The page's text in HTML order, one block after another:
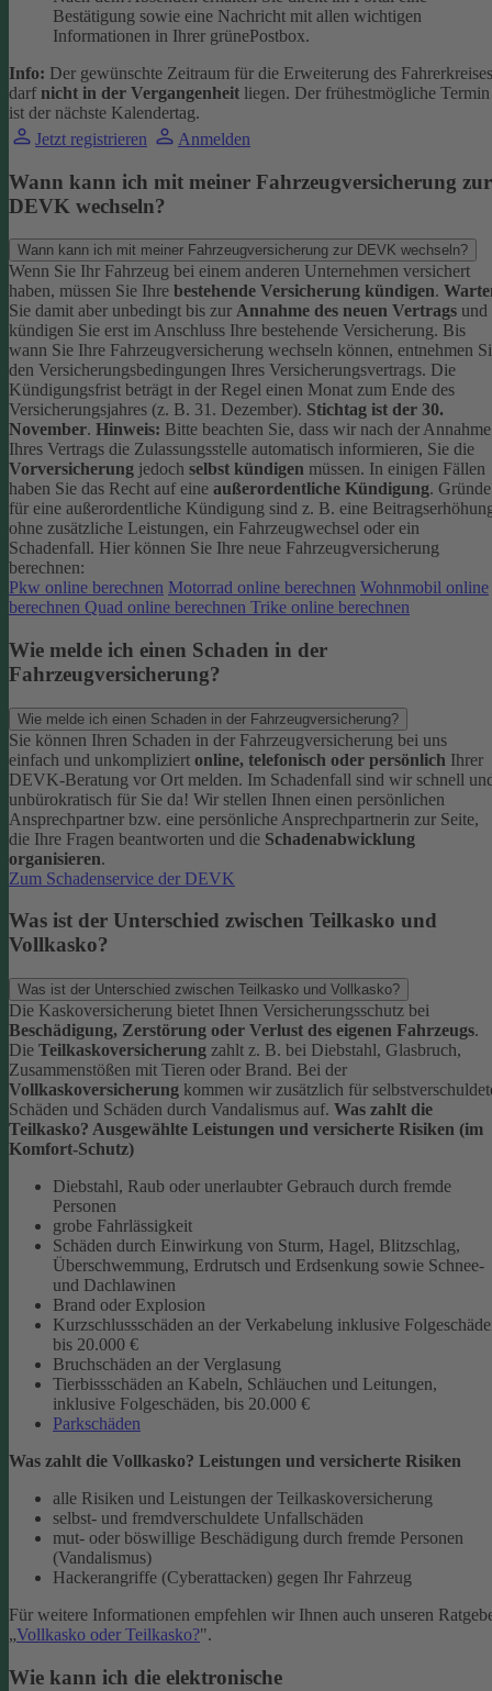
Bestätigung sowie eine Nachricht mit allen wichtigen
Informationen in Ihrer grünePostbox.
Info: Der gewünschte Zeitraum für die Erweiterung des Fahrerkreises
darf nicht in der Vergangenheit liegen. Der frühestmögliche Termin
ist der nächste Kalendertag.
Jetzt registrieren
Anmelden
Wann kann ich mit meiner Fahrzeugversicherung zur
DEVK wechseln?
Wann kann ich mit meiner Fahrzeugversicherung zur DEVK wechseln?
Wenn Sie Ihr Fahrzeug bei einem anderen Unternehmen versichert
haben, müssen Sie Ihre bestehende Versicherung kündigen.
Sie damit aber unbedingt bis zur Annahme des neuen Vertrags und
kündigen Sie erst im Anschluss Ihre bestehende Versicherung. Bis
wann Sie Ihre Fahrzeugversicherung wechseln können, entnehmen
den Versicherungsbedingungen Ihres Versicherungsvertrags. Die
Kündigungsfrist beträgt in der Regel einen Monat zum Ende des
Versicherungsjahres (z. B. 31. Dezember). Stichtag ist der 30.
November. Hinweis: Bitte beachten Sie, dass wir nach der Annahme
Ihres Vertrags die Zulassungsstelle automatisch informieren, Sie die
Vorversicherung jedoch selbst kündigen müssen. In einigen Fällen
haben Sie das Recht auf eine außerordentliche Kündigung. Gründe
für eine außerordentliche Kündigung sind z. B. eine
ohne zusätzliche Leistungen, ein Fahrzeugwechsel oder ein
Schadenfall. Hier können Sie Ihre neue Fahrzeugversicherung
berechnen:
Pkw online berechnen Motorrad online berechnen Wohnmobil online
berechnen Quad online berechnen Trike online berechnen
Wie melde ich einen Schaden in der
Fahrzeugversicherung?
Wie melde ich einen Schaden in der Fahrzeugversicherung?
Sie können Ihren Schaden in der Fahrzeugversicherung bei uns
einfach und unkompliziert online, telefonisch oder persönlich Ihrer
DEVK-Beratung vor Ort melden. Im Schadenfall sind wir schnell
unbürokratisch für Sie da! Wir stellen Ihnen einen persönlichen
Ansprechpartner bzw. eine persönliche Ansprechpartnerin zur Seite,
die Ihre Fragen beantworten und die Schadenabwicklung
organisieren.
Zum Schadenservice der DEVK
Was ist der Unterschied zwischen Teilkasko und
Vollkasko?
Was ist der Unterschied zwischen Teilkasko und Vollkasko?
Die Kaskoversicherung bietet Ihnen Versicherungsschutz bei
Beschädigung, Zerstörung oder Verlust des eigenen Fahrzeugs.
Die Teilkaskoversicherung zahlt z. B. bei Diebstahl, Glasbruch,
Zusammenstößen mit Tieren oder Brand. Bei der
Vollkaskoversicherung kommen wir zusätzlich für
Schäden und Schäden durch Vandalismus auf. Was zahlt die
Teilkasko? Ausgewählte Leistungen und versicherte Risiken (im
Komfort-Schutz)
Diebstahl, Raub oder unerlaubter Gebrauch durch fremde
Personen
grobe Fahrlässigkeit
Schäden durch Einwirkung von Sturm, Hagel, Blitzschlag,
Überschwemmung, Erdrutsch und Erdsenkung sowie Schnee-
und Dachlawinen
Brand oder Explosion
Kurzschlussschäden an der Verkabelung inklusive
bis 20.000 €
Bruchschäden an der Verglasung
Tierbissschäden an Kabeln, Schläuchen und Leitungen,
inklusive Folgeschäden, bis 20.000 €
Parkschäden
Was zahlt die Vollkasko? Leistungen und versicherte Risiken
alle Risiken und Leistungen der Teilkaskoversicherung
selbst- und fremdverschuldete Unfallschäden
mut- oder böswillige Beschädigung durch fremde Personen
(Vandalismus)
Hackerangriffe (Cyberattacken) gegen Ihr Fahrzeug
Für weitere Informationen empfehlen wir Ihnen auch unseren
„Vollkasko oder Teilkasko?".
Wie kann ich die elektronische